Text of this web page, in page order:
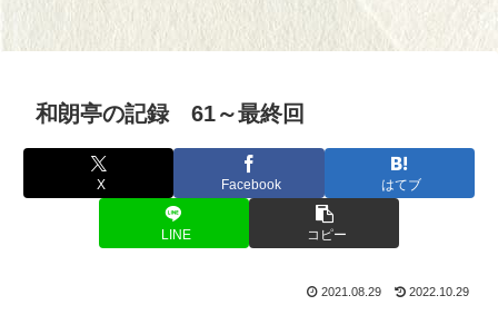
和朗亭の記録 61～最終回
X Facebook はてブ
LINE コピー
2021.08.29 2022.10.29